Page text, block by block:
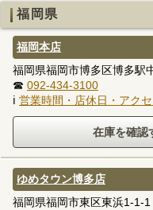
福岡県
福岡本店
福岡県福岡市博多区博多駅
☎ 092-434-3100
ℹ 営業時間・店休日・アク
ゆめタウン博多店
福岡県福岡市東区東浜1-1-